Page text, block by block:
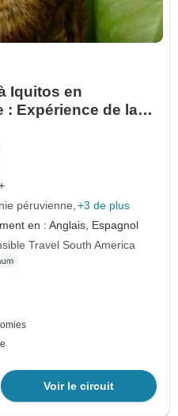
Iquitos en
: Expérience de la
péruvienne +3 de plus
en : Anglais, Espagnol
Travel South America
Voir le circuit